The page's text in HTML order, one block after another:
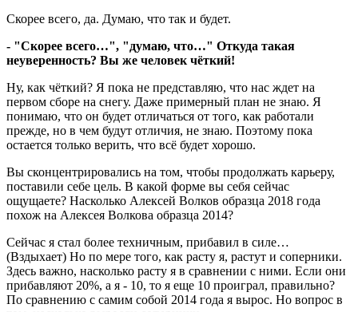
Скорее всего, да. Думаю, что так и будет.
- "Скорее всего…", "думаю, что…" Откуда такая
неуверенность? Вы же человек чёткий!
Ну, как чёткий? Я пока не представляю, что нас ждет на
первом сборе на снегу. Даже примерный план не знаю. Я
понимаю, что он будет отличаться от того, как работали
прежде, но в чем будут отличия, не знаю. Поэтому пока
остается только верить, что всё будет хорошо.
Вы сконцентрировались на том, чтобы продолжать карьеру,
поставили себе цель. В какой форме вы себя сейчас
ощущаете? Насколько Алексей Волков образца 2018 года
похож на Алексея Волкова образца 2014?
Сейчас я стал более техничным, прибавил в силе…
(Вздыхает) Но по мере того, как расту я, растут и соперники.
Здесь важно, насколько расту я в сравнении с ними. Если они
прибавляют 20%, а я - 10, то я еще 10 проиграл, правильно?
По сравнению с самим собой 2014 года я вырос. Но вопрос в